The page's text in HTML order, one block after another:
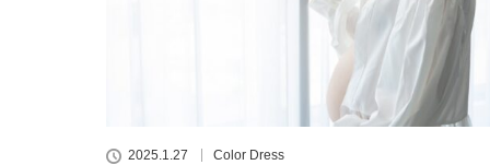
2025.1.27 Color Dress